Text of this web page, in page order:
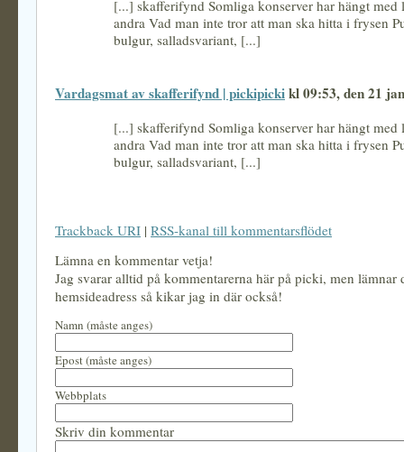
[...] skafferifynd Somliga konserver har hängt med
andra Vad man inte tror att man ska hitta i frysen
bulgur, salladsvariant, [...]
Vardagsmat av skafferifynd | pickipickikl 09:53, den 21
[...] skafferifynd Somliga konserver har hängt med
andra Vad man inte tror att man ska hitta i frysen
bulgur, salladsvariant, [...]
Trackback URI | RSS-kanal till kommentarsflödet
Lämna en kommentar vetja!
Jag svarar alltid på kommentarerna här på picki, men lämnar
hemsideadress så kikar jag in där också!
Namn (måste anges)
Epost (måste anges)
Webbplats
Skriv din kommentar